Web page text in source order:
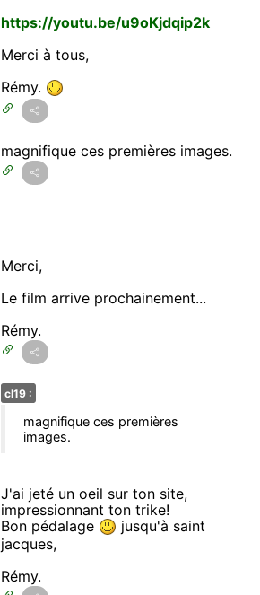
https://youtu.be/u9oKjdqip2k
Merci à tous,
Rémy.
magnifique ces premières images.
Merci,
Le film arrive prochainement...
Rémy.
cl19 :
magnifique ces premières
images.
J'ai jeté un oeil sur ton site,
impressionnant ton trike!
Bon pédalage
jusqu'à saint
jacques,
Rémy.